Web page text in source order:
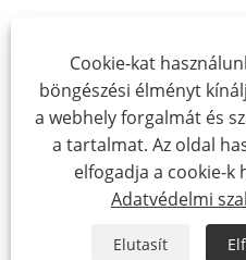
Cookie-kat
böngészési élményt
a webhely forgalmát és
a tartalmat. Az oldal
elfogadja a cookie-k
Adatvédelmi
Elutasít